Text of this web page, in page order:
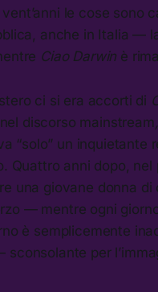
le cose sono
anche in Italia —
Ciao Darwin è
ci si era accorti di
discorso mainstream,
“solo” un inquietante
Quattro anni dopo,
una giovane donna
— mentre ogni
è semplicemente
per